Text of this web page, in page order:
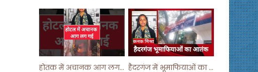
होतक में अचानक आग लगने से मचा हड़कंप ! #shortsfeed #shorts #viralshorts हैदरगंज में भूमाफियाओं का आतंक ! #upnews #viral #viralvideo